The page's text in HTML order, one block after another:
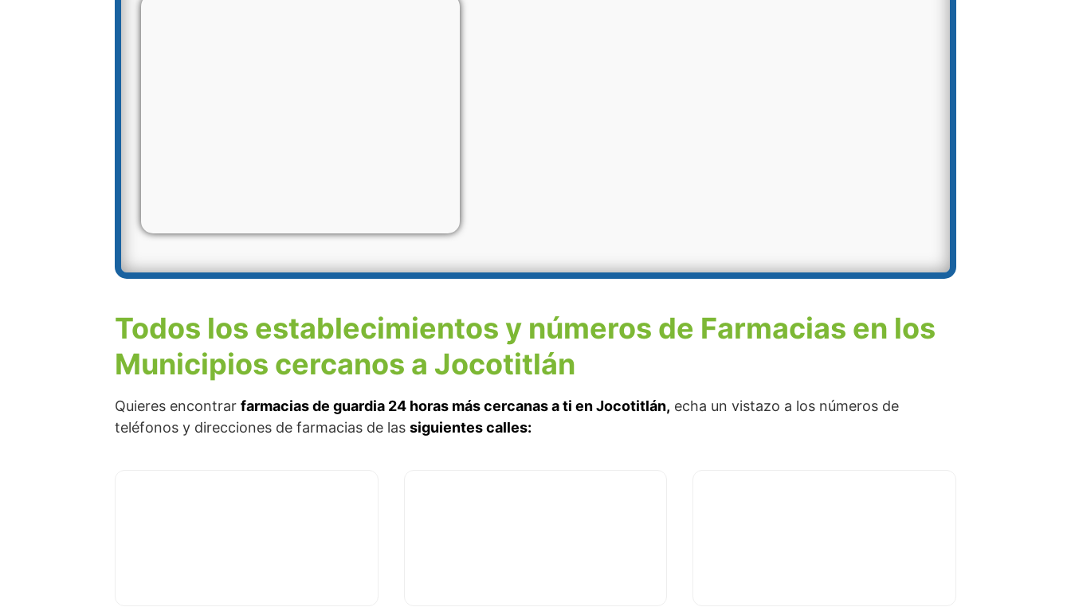
Todos los establecimientos y números de Farmacias en los
Municipios cercanos a Jocotitlán
Quieres encontrar farmacias de guardia 24 horas más cercanas a ti en Jocotitlán, echa un vistazo a los números de
teléfonos y direcciones de farmacias de las siguientes calles: